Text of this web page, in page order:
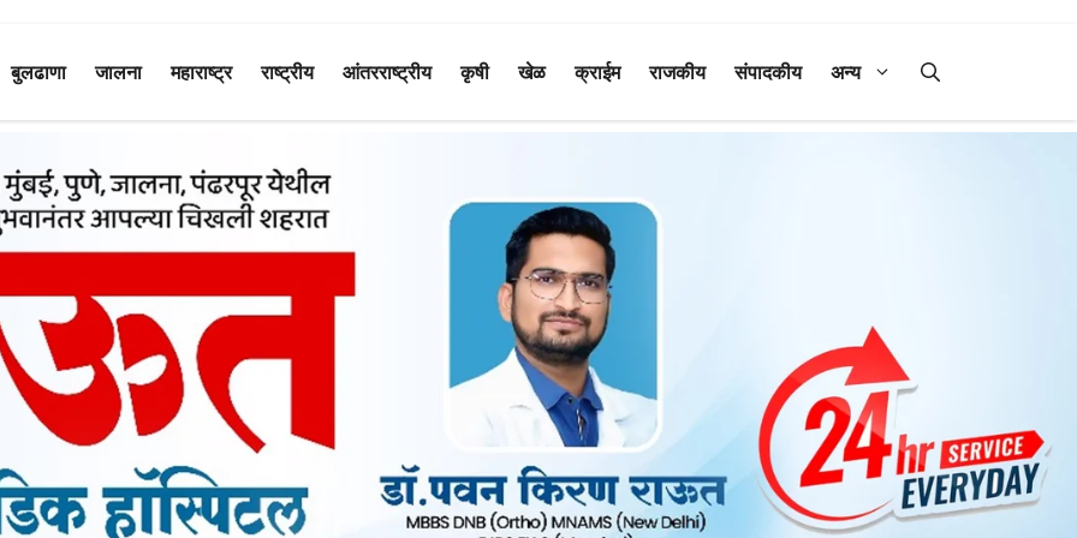
बुलढाणा जालना महाराष्ट्र राष्ट्रीय आंतरराष्ट्रीय कृषी खेळ क्राईम राजकीय संपादकीय अन्य